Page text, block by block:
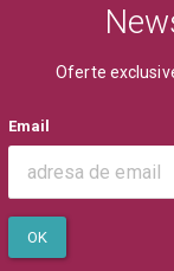
Oferte
Email
OK